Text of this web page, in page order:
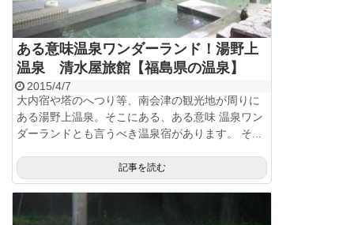
ある意味温泉ワンダーランド！湯野上
温泉 清水屋旅館【福島県の温泉】
2015/4/7
大内宿や塔のへつり等、南会津の観光地が周りに
ある湯野上温泉。そこにある、ある意味 温泉ワン
ダーランドとも言うべき温泉宿があります。 そ...
記事を読む